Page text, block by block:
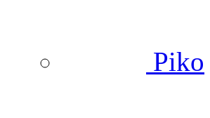
Piko